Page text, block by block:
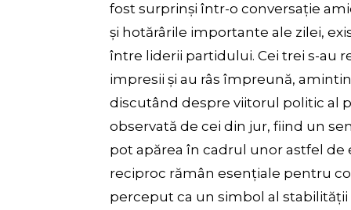
fost surprinși într-o conversație
și hotărârile importante ale zilei,
între liderii partidului. Cei trei s-au
impresii și au râs împreună,
discutând despre viitorul politic al
observată de cei din jur, fiind un
pot apărea în cadrul unor astfel
reciproc rămân esențiale pentru
perceput ca un simbol al